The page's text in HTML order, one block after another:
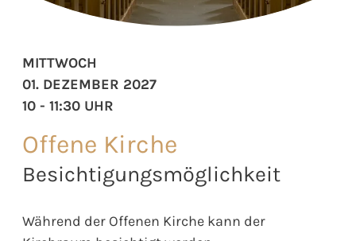
Offene Kirche
Besichtigungsmöglichkeit
Während der Offenen Kirche kann der
MITTWOCH
01. DEZEMBER 2027
10 - 11:30 UHR